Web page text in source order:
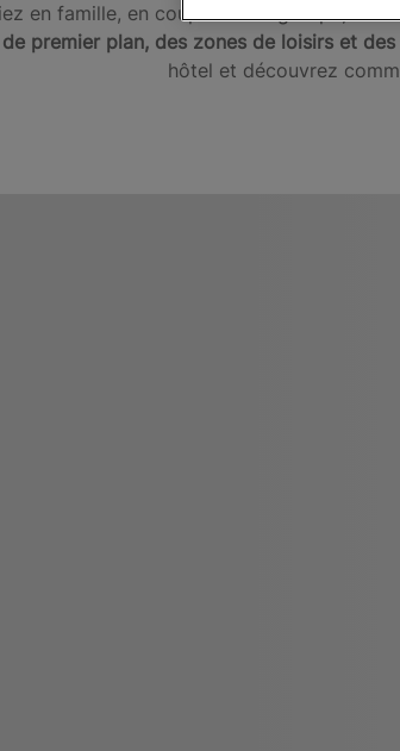
en famille, en couple ou en groupe, les
premier plan, des zones de loisirs et
hôtel et découvrez